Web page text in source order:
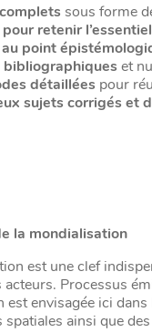
sous forme
retenir l’essentiel
point
bibliographiques et
détaillées pour
sujets corrigés et
la mondialisation
est une clef
Processus
est envisagée ici
ainsi que